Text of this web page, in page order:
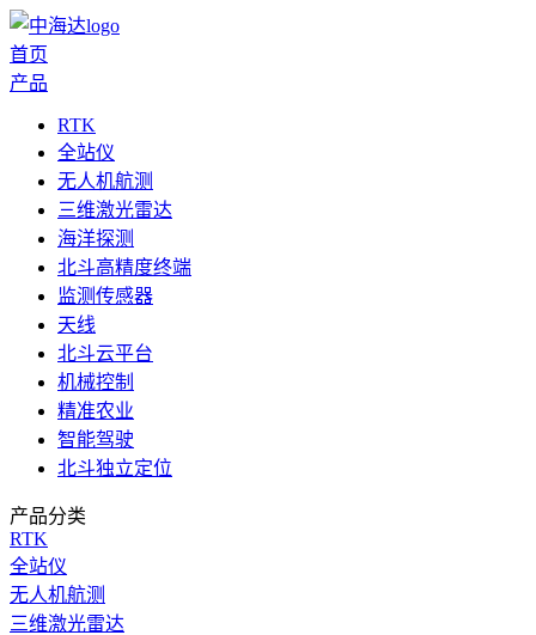
首页
产品
RTK
全站仪
无人机航测
三维激光雷达
海洋探测
北斗高精度终端
监测传感器
天线
北斗云平台
机械控制
精准农业
智能驾驶
北斗独立定位
产品分类
RTK
全站仪
无人机航测
三维激光雷达